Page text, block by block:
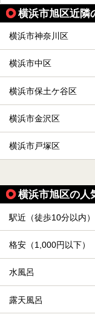
横浜市旭区近隣
横浜市神奈川区
横浜市中区
横浜市保土ケ谷区
横浜市金沢区
横浜市戸塚区
横浜市旭区の人
駅近（徒歩10分以内）
格安（1,000円以下）
水風呂
露天風呂